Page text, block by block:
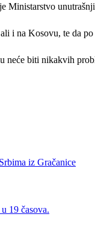
Ministarstvo
i na Kosovu, te da
neće biti nikakvih
iz Gračanice
19 časova.